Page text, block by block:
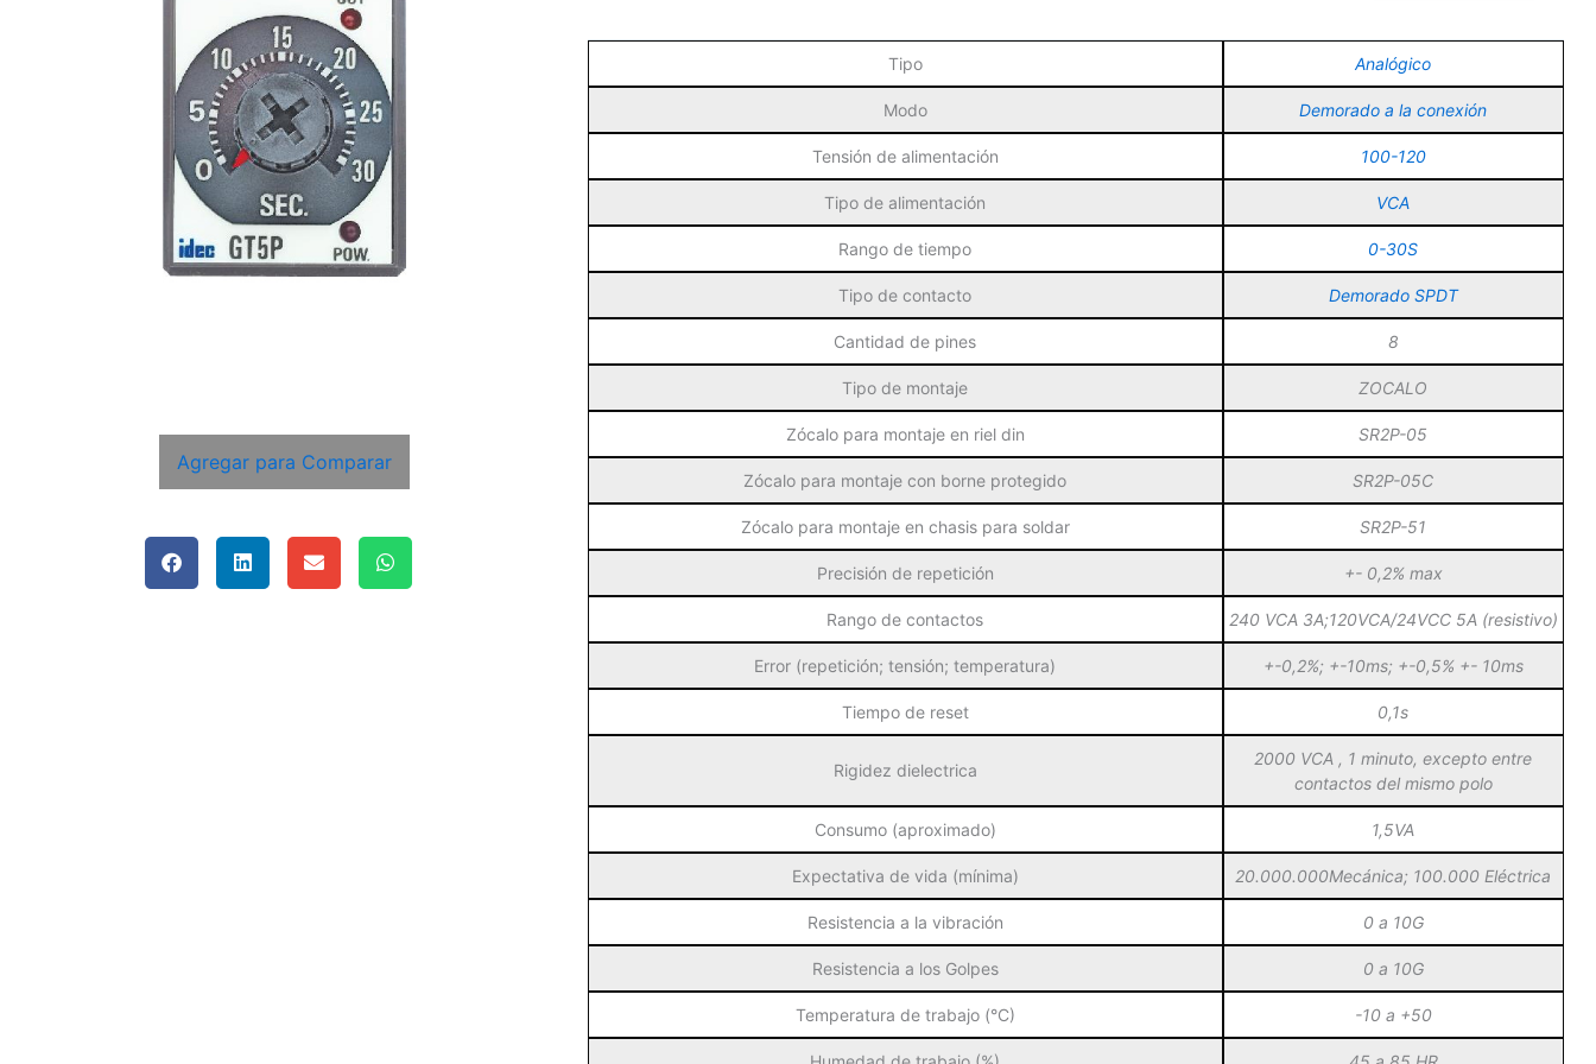
Agregar para Comparar
Tipo Analógico
Modo Demorado a la conexión
Tensión de alimentación 100-120
Tipo de alimentación VCA
Rango de tiempo 0-30S
Tipo de contacto Demorado SPDT
Cantidad de pines 8
Tipo de montaje ZOCALO
Zócalo para montaje en riel din SR2P-05
Zócalo para montaje con borne protegido SR2P-05C
Zócalo para montaje en chasis para soldar SR2P-51
Precisión de repetición +- 0,2% max
Rango de contactos 240 VCA 3A;120VCA/24VCC 5A (resistivo)
Error (repetición; tensión; temperatura) +-0,2%; +-10ms; +-0,5% +- 10ms
Tiempo de reset 0,1s
Rigidez dielectrica
2000 VCA , 1 minuto, excepto entre
contactos del mismo polo
Consumo (aproximado) 1,5VA
Expectativa de vida (mínima) 20.000.000Mecánica; 100.000 Eléctrica
Resistencia a la vibración 0 a 10G
Resistencia a los Golpes 0 a 10G
Temperatura de trabajo (°C) -10 a +50